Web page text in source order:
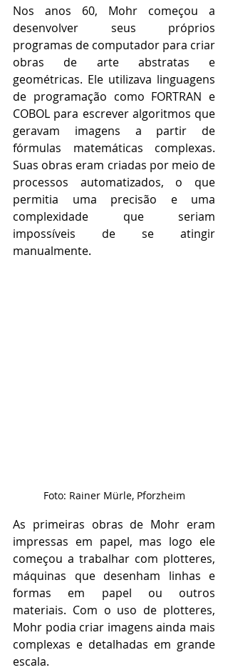
Nos anos 60, Mohr começou a
desenvolver seus próprios
programas de computador para criar
obras de arte abstratas e
geométricas. Ele utilizava linguagens
de programação como FORTRAN e
COBOL para escrever algoritmos que
geravam imagens a partir de
fórmulas matemáticas complexas.
Suas obras eram criadas por meio de
processos automatizados, o que
permitia uma precisão e uma
complexidade que seriam
impossíveis de se atingir
manualmente.
Foto: Rainer Mürle, Pforzheim
As primeiras obras de Mohr eram
impressas em papel, mas logo ele
começou a trabalhar com plotteres,
máquinas que desenham linhas e
formas em papel ou outros
materiais. Com o uso de plotteres,
Mohr podia criar imagens ainda mais
complexas e detalhadas em grande
escala.